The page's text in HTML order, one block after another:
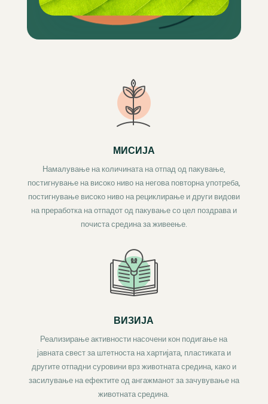
МИСИЈА
Намалување на количината на отпад од пакување,
постигнување на високо ниво на негова повторна употреба,
постигнување високо ниво на рециклирање и други видови
на преработка на отпадот од пакување со цел поздрава и
почиста средина за живеење.
ВИЗИЈА
Реализирање активности насочени кон подигање на
јавната свест за штетноста на хартијата, пластиката и
другите отпадни суровини врз животната средина, како и
засилување на ефектите од ангажманот за зачувување на
животната средина.